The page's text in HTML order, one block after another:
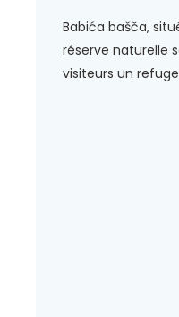
Babića bašča,
réserve naturelle
visiteurs un